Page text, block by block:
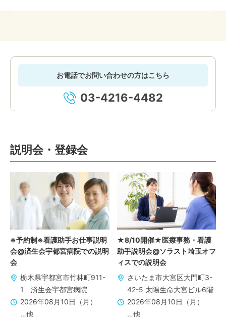
お電話でお問い合わせの方はこちら
03-4216-4482
説明会・登録会
※予約制※看護助手お仕事説明
会@済生会宇都宮病院での説明
会
栃木県宇都宮市竹林町911-
1 済生会宇都宮病院
2026年08月10日（月）
…他
★8/10開催★医療事務・看護
助手説明会@ソラスト埼玉オフ
ィスでの説明会
さいたま市大宮区大門町3-
42-5 太陽生命大宮ビル6階
2026年08月10日（月）
…他